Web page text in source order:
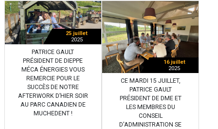
25 juillet
2025
PATRICE GAULT
PRÉSIDENT DE DIEPPE
MÉCA ÉNERGIES VOUS
REMERCIE POUR LE
SUCCÈS DE NOTRE
AFTERWORK D’HIER SOIR
AU PARC CANADIEN DE
MUCHEDENT !
16 juillet
2025
CE MARDI 15 JUILLET,
PATRICE GAULT
PRÉSIDENT DE DME ET
LES MEMBRES DU
CONSEIL
D'ADMINISTRATION SE